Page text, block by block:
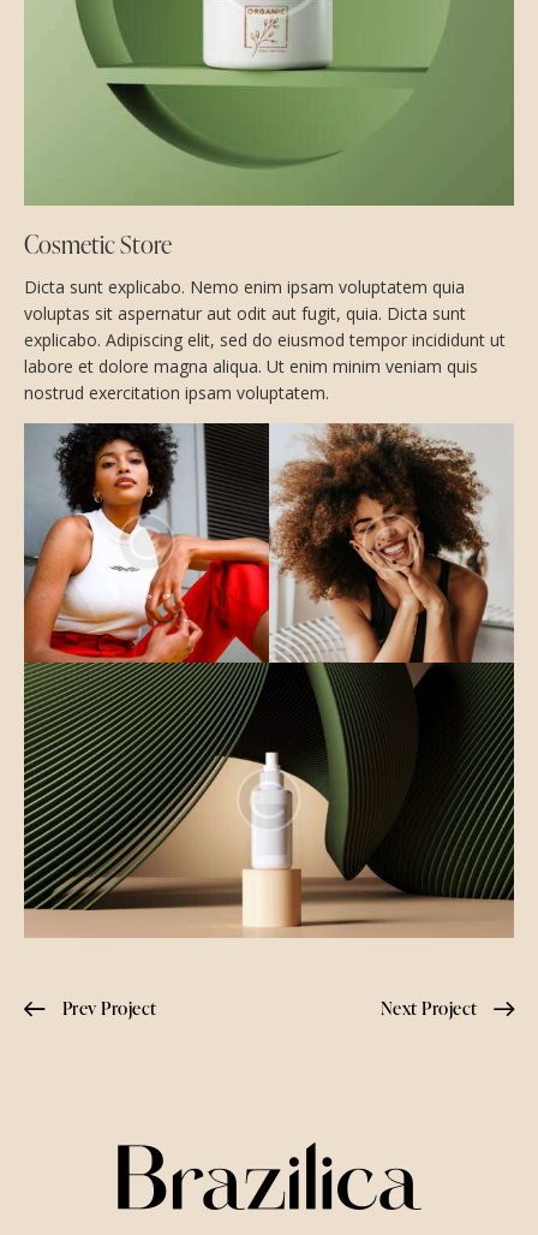
Cosmetic Store
Dicta sunt explicabo. Nemo enim ipsam voluptatem quia
voluptas sit aspernatur aut odit aut fugit, quia. Dicta sunt
explicabo. Adipiscing elit, sed do eiusmod tempor incididunt ut
labore et dolore magna aliqua. Ut enim minim veniam quis
nostrud exercitation ipsam voluptatem.
Prev Project Next Project